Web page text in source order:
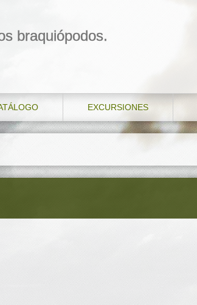
braquiópodos.
EXCURSIONES